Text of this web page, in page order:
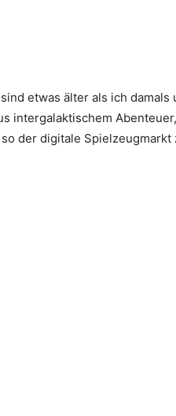
etwas älter als ich damals
intergalaktischem
der digitale Spielzeugmarkt